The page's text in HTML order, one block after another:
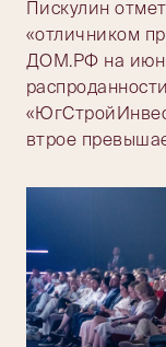
Пискулин
«отличником
ДОМ.РФ на
втрое